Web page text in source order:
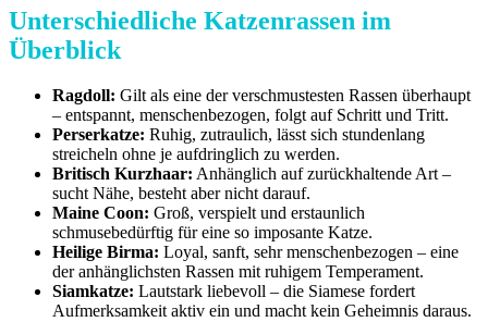
Unterschiedliche Katzenrassen im
Überblick
Ragdoll: Gilt als eine der verschmustesten Rassen überhaupt
– entspannt, menschenbezogen, folgt auf Schritt und Tritt.
Perserkatze: Ruhig, zutraulich, lässt sich stundenlang
streicheln ohne je aufdringlich zu werden.
Britisch Kurzhaar: Anhänglich auf zurückhaltende Art –
sucht Nähe, besteht aber nicht darauf.
Maine Coon: Groß, verspielt und erstaunlich
schmusebedürftig für eine so imposante Katze.
Heilige Birma: Loyal, sanft, sehr menschenbezogen – eine
der anhänglichsten Rassen mit ruhigem Temperament.
Siamkatze: Lautstark liebevoll – die Siamese fordert
Aufmerksamkeit aktiv ein und macht kein Geheimnis daraus.